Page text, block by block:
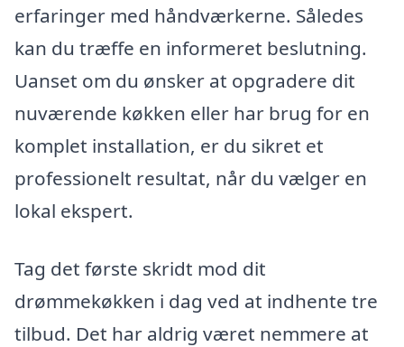
erfaringer med håndværkerne. Således
kan du træffe en informeret beslutning.
Uanset om du ønsker at opgradere dit
nuværende køkken eller har brug for en
komplet installation, er du sikret et
professionelt resultat, når du vælger en
lokal ekspert.
Tag det første skridt mod dit
drømmekøkken i dag ved at indhente tre
tilbud. Det har aldrig været nemmere at